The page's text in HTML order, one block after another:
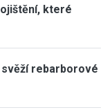
které
rebarborové